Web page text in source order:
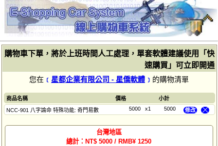
購物車下單，將於上班時間人工處理，單套軟體建議使用「快
速購買」可立即開通
您在 ﹝ 星都企業有限公司 - 星僑軟體 ﹞ 的購物清單
商品名稱 價格
小計
NCC-901 八字論命 特殊功能: 奇門易數
5000 x1 5000 ╳
修改
台灣地區
總計：NT$ 5000 / RMB¥ 1250